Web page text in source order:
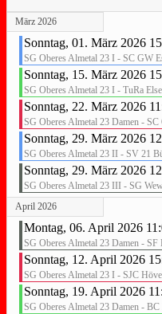
März 2026
Sonntag, 01. März 2026
SG Oberes Almetal 23 I - SC GW
Sonntag, 15. März 2026
SG Oberes Almetal 23 I - TuRa
Sonntag, 22. März 2026
SG Oberes Almetal 23 Damen -
Sonntag, 29. März 2026
SG Oberes Almetal 23 II - SV 21
Sonntag, 29. März 2026
SG Oberes Almetal 23 III - SG
April 2026
Montag, 06. April 2026
SG Oberes Almetal 23 Damen - SF
Sonntag, 12. April 2026
SG Oberes Almetal 23 I - SJC
Sonntag, 19. April 2026
SG Oberes Almetal 23 Damen -